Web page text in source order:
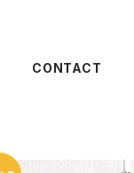
CONTACT